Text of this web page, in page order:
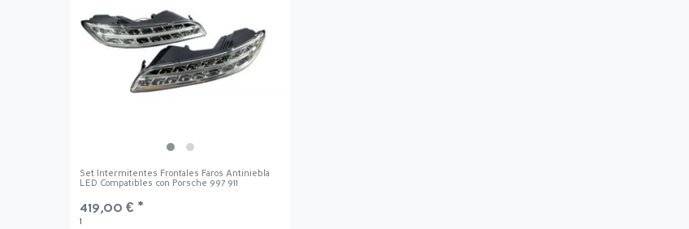
Set Intermitentes Frontales Faros Antiniebla
LED Compatibles con Porsche 997 911
419,00 € *
1